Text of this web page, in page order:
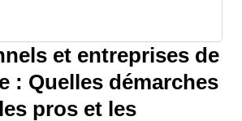
et entreprises de
: Quelles démarches
pros et les